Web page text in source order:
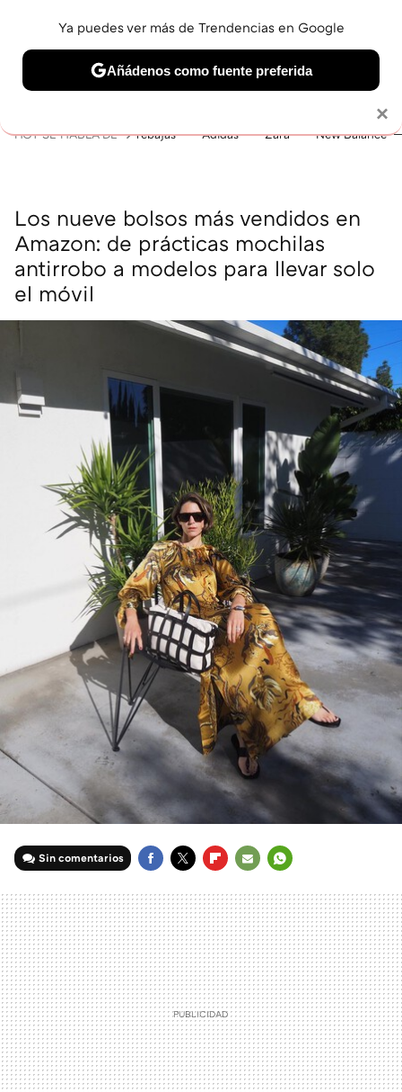
BELLEZA SHOPPING VIAJES GASTRO SNEAKERS
HOY SE HABLA DE rebajas Adidas Zara New Balance
Los nueve bolsos más vendidos en
Amazon: de prácticas mochilas
antirrobo a modelos para llevar solo
el móvil
Sin comentarios
MAIL
×
Ya puedes ver más de Trendencias en Google
Añádenos como fuente preferida